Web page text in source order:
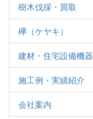
樹木伐採・買取
欅（ケヤキ）
建材・住宅設備機
施工例・実績紹介
会社案内